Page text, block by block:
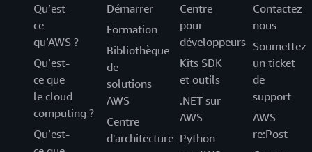
Qu’est-
ce
qu’AWS ?
Qu’est-
ce que
le cloud
computing ?
Qu’est-
Démarrer
Formation
Bibliothèque
de
solutions
AWS
Centre
d'architecture
Centre
pour
développeurs
Kits SDK
et outils
.NET sur
AWS
Python
Contactez-
nous
Soumettez
un ticket
de
support
AWS
re:Post